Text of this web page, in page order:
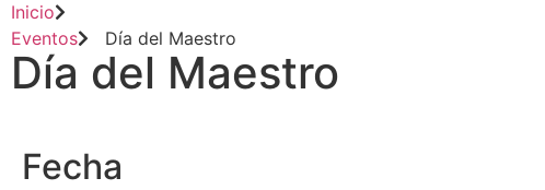
Inicio
Eventos
Día del Maestro
Día del Maestro
Fecha